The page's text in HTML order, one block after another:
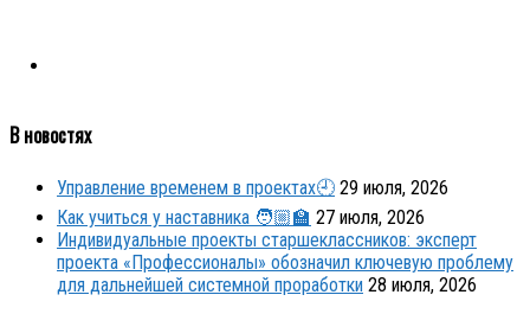
В новостях
Управление временем в проектах🕘 29 июля, 2026
Как учиться у наставника 🧑🏼‍🏫 27 июля, 2026
Индивидуальные проекты старшеклассников: эксперт
проекта «Профессионалы» обозначил ключевую проблему
для дальнейшей системной проработки 28 июля, 2026